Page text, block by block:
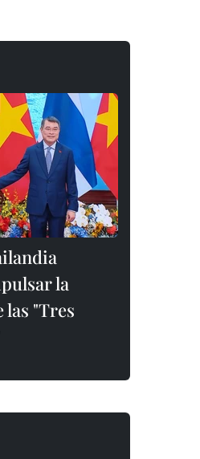
la
las "Tres